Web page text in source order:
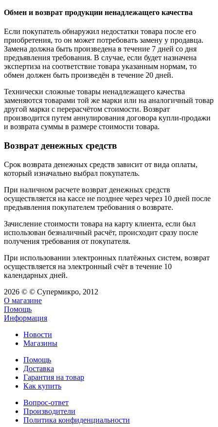
Обмен и возврат продукции ненадлежащего качества
Если покупатель обнаружил недостатки товара после его
приобретения, то он может потребовать замену у продавца.
Замена должна быть произведена в течение 7 дней со дня
предъявления требования. В случае, если будет назначена
экспертиза на соответствие товара указанным нормам, то
обмен должен быть произведён в течение 20 дней.
Технически сложные товары ненадлежащего качества
заменяются товарами той же марки или на аналогичный товар
другой марки с перерасчётом стоимости. Возврат
производится путем аннулирования договора купли-продажи
и возврата суммы в размере стоимости товара.
Возврат денежных средств
Срок возврата денежных средств зависит от вида оплаты,
который изначально выбрал покупатель.
При наличном расчете возврат денежных средств
осуществляется на кассе не позднее через через 10 дней после
предъявления покупателем требования о возврате.
Зачисление стоимости товара на карту клиента, если был
использован безналичный расчёт, происходит сразу после
получения требования от покупателя.
При использовании электронных платёжных систем, возврат
осуществляется на электронный счёт в течение 10
календарных дней.
2026 © © Супермикро, 2012
О магазине
Помощь
Информация
Новости
Магазины
Помощь
Доставка
Гарантия на товар
Как купить
Вопрос-ответ
Производители
Политика конфиденциальности